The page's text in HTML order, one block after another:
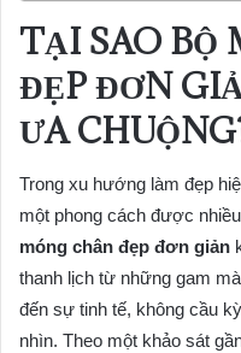
TẠI SAO BỘ
ĐẸP ĐƠN
ƯA
Trong xu hướng làm đẹp
một phong cách được
móng chân đẹp đơn giản
thanh lịch từ những gam
đến sự tinh tế, không cầu
nhìn. Theo một khảo sát